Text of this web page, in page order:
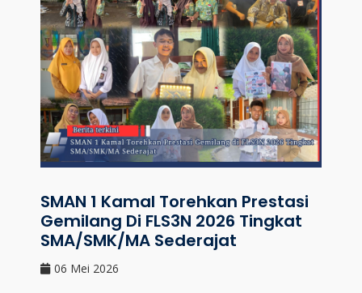
SMAN 1 Kamal Torehkan Prestasi
Gemilang Di FLS3N 2026 Tingkat
SMA/SMK/MA Sederajat
06 Mei 2026